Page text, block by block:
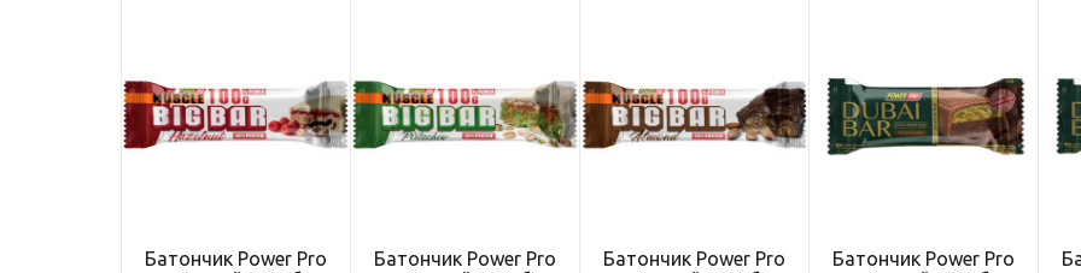
Батончик Power Pro
Батончик Power Pro
Батончик Power Pro
Батончик Power Pro